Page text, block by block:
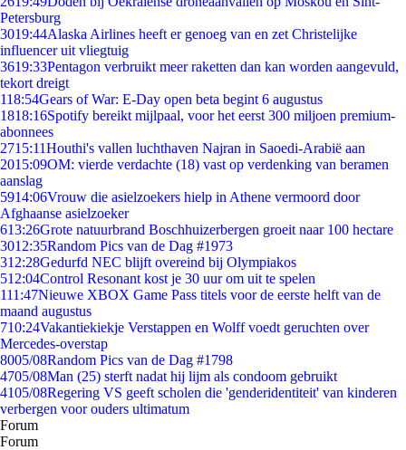
Petersburg
3019:44Alaska Airlines heeft er genoeg van en zet Christelijke
influencer uit vliegtuig
3619:33Pentagon verbruikt meer raketten dan kan worden aangevuld,
tekort dreigt
118:54Gears of War: E-Day open beta begint 6 augustus
1818:16Spotify bereikt mijlpaal, voor het eerst 300 miljoen premium-
abonnees
2715:11Houthi's vallen luchthaven Najran in Saoedi-Arabië aan
2015:09OM: vierde verdachte (18) vast op verdenking van beramen
aanslag
5914:06Vrouw die asielzoekers hielp in Athene vermoord door
Afghaanse asielzoeker
613:26Grote natuurbrand Boschhuizerbergen groeit naar 100 hectare
3012:35Random Pics van de Dag #1973
312:28Gedurfd NEC blijft overeind bij Olympiakos
512:04Control Resonant kost je 30 uur om uit te spelen
111:47Nieuwe XBOX Game Pass titels voor de eerste helft van de
maand augustus
710:24Vakantiekiekje Verstappen en Wolff voedt geruchten over
Mercedes-overstap
8005/08Random Pics van de Dag #1798
4705/08Man (25) sterft nadat hij lijm als condoom gebruikt
4105/08Regering VS geeft scholen die 'genderidentiteit' van kinderen
verbergen voor ouders ultimatum
Forum
Forum